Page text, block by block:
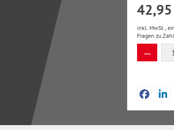
inkl. MwSt.,
Fragen zu